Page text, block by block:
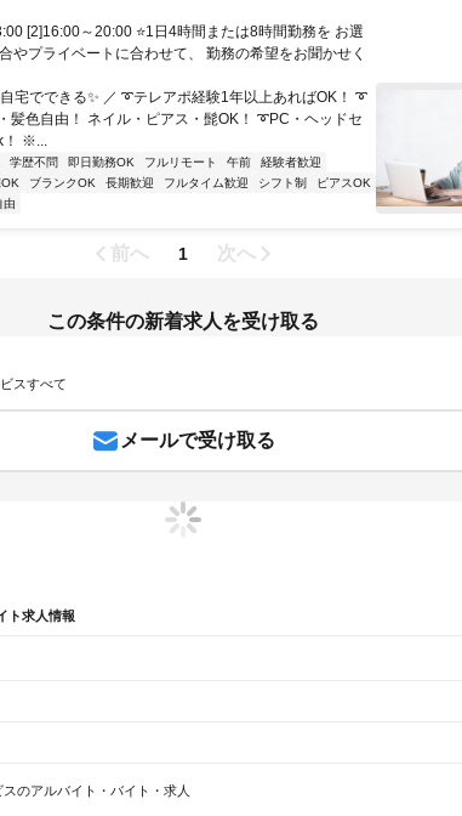
[2]16:00～20:00 ⭐1日4時間または8時間勤務を お選
やプライベートに合わせて、 勤務の希望をお聞かせく
宅でできる✨ ／ ➰テレアポ経験1年以上あればOK！ ➰
髪色自由！ ネイル・ピアス・髭OK！ ➰PC・ヘッドセ
！ ※...
学歴不問 即日勤務OK フルリモート 午前
経験者歓迎
ブランクOK 長期歓迎 フルタイム歓迎 シフト制
ピアスOK
由
前へ 1 次へ
この条件の新着求人を受け取る
スすべて
メールで受け取る
ト求人情報
ビューティー・生活サービス 土日祝休み
のアルバイト・バイト・求人